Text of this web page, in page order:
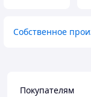
Собственное
Покупателям